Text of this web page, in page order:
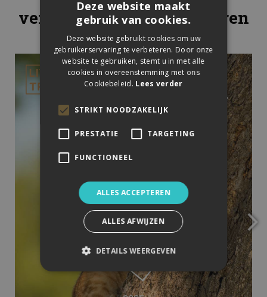
verkrijgen in onze kantoren
Deze website maakt
gebruik van cookies.
Deze website gebruikt cookies om uw
gebruikerservaring te verbeteren. Door onze
website te gebruiken, stemt u in met alle
cookies in overeenstemming met ons
Cookiebeleid. Lees verder
STRIKT NOODZAKELIJK
PRESTATIE TARGETING
FUNCTIONEEL
ALLES ACCEPTEREN
ALLES AFWIJZEN
DETAILS WEERGEVEN